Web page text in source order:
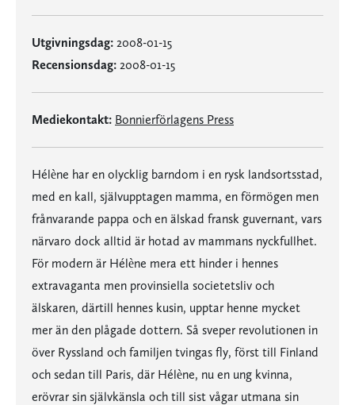
Utgivningsdag: 2008-01-15
Recensionsdag: 2008-01-15
Mediekontakt: Bonnierförlagens Press
Hélène har en olycklig barndom i en rysk landsortsstad,
med en kall, självupptagen mamma, en förmögen men
frånvarande pappa och en älskad fransk guvernant, vars
närvaro dock alltid är hotad av mammans nyckfullhet.
För modern är Hélène mera ett hinder i hennes
extravaganta men provinsiella societetsliv och
älskaren, därtill hennes kusin, upptar henne mycket
mer än den plågade dottern. Så sveper revolutionen in
över Ryssland och familjen tvingas fly, först till Finland
och sedan till Paris, där Hélène, nu en ung kvinna,
erövrar sin självkänsla och till sist vågar utmana sin